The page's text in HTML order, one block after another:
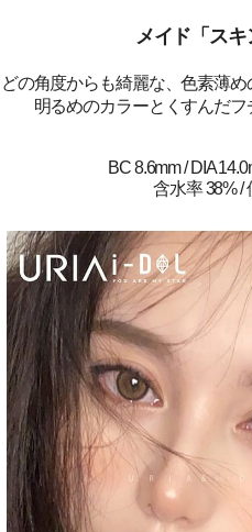
メイド「スキ
どの角度からも綺麗な、色素薄め
明るめのカラーとくすんだ
BC 8.6mm / DIA
含水率 38% /